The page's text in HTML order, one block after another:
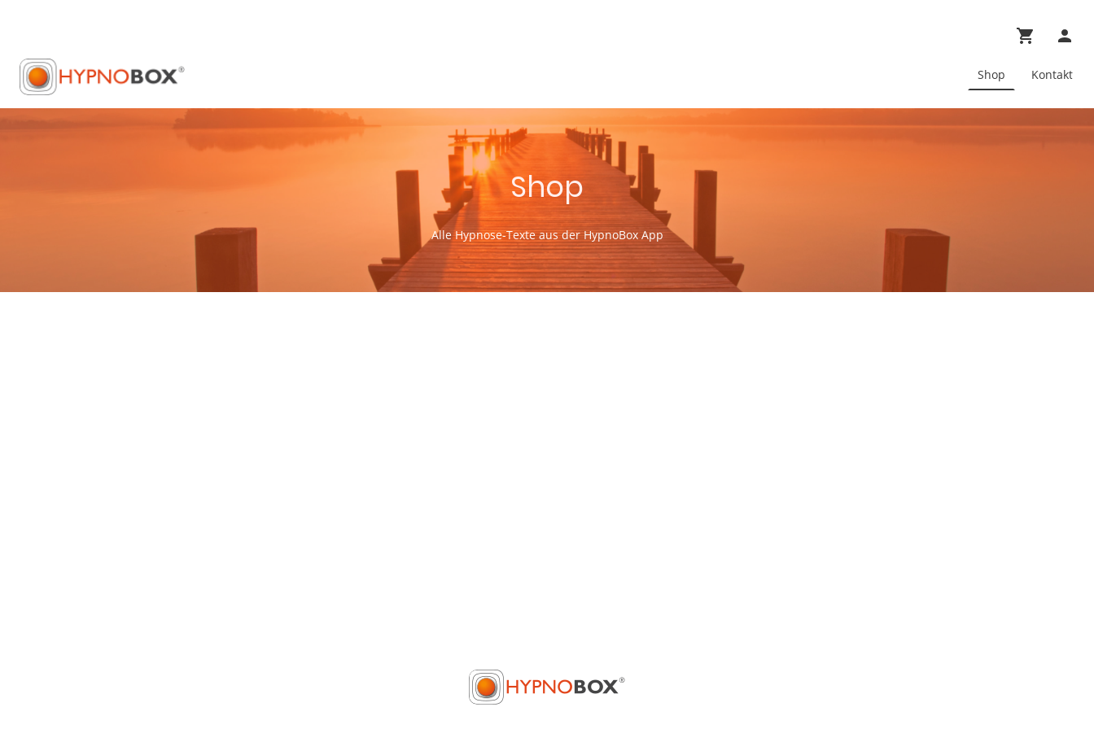
Shop Kontakt
Shop
Alle Hypnose-Texte aus der HypnoBox App